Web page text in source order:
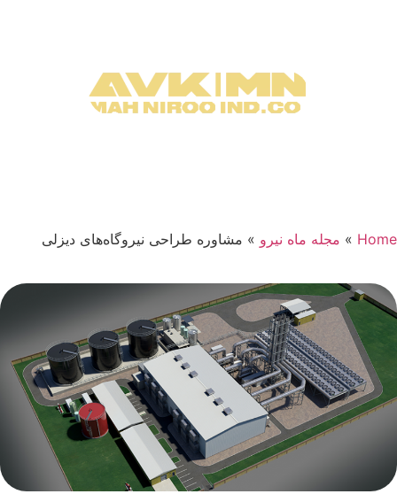
Home
» مجله ماه نیرو » مشاوره طراحی نیروگاه‌های دیزلی